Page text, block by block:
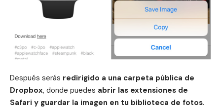
Después serás redirigido a una carpeta pública de
Dropbox, donde puedes abrir las extensiones de
Safari y guardar la imagen en tu biblioteca de fotos.